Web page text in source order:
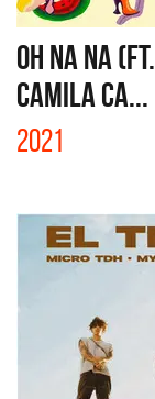
OH NA NA (FT.
CAMILA CA...
2021